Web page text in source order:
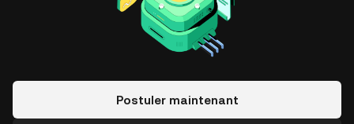
Postuler maintenant